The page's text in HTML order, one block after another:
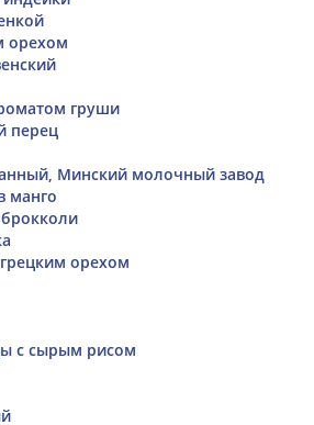
орехом
груши
перец
Минский молочный завод
манго
орехом
с сырым рисом